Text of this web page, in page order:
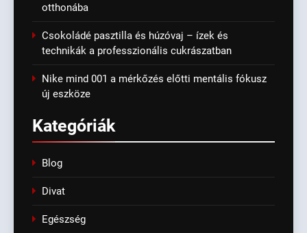
otthonába
Csokoládé pasztilla és húzóvaj – ízek és
technikák a professzionális cukrászatban
Nike mind 001 a mérkőzés előtti mentális fókusz
új eszköze
Kategóriák
Blog
Divat
Egészség